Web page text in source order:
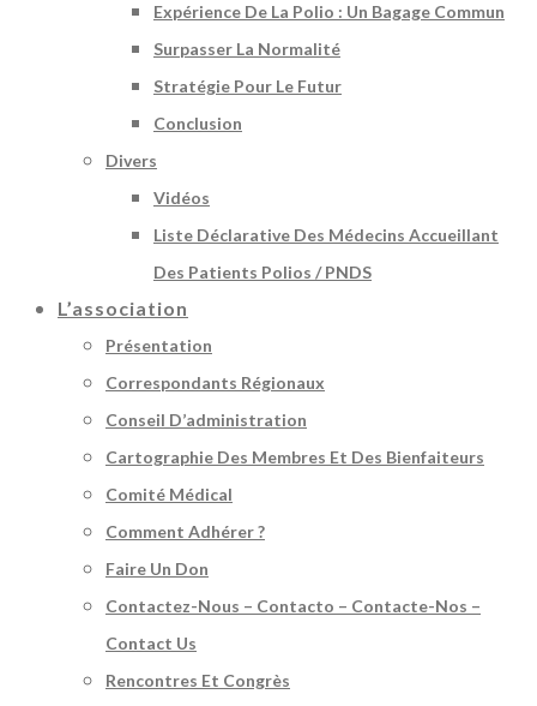
Expérience De La Polio : Un Bagage Commun
Surpasser La Normalité
Stratégie Pour Le Futur
Conclusion
Divers
Vidéos
Liste Déclarative Des Médecins Accueillant
Des Patients Polios / PNDS
L’association
Présentation
Correspondants Régionaux
Conseil D’administration
Cartographie Des Membres Et Des Bienfaiteurs
Comité Médical
Comment Adhérer ?
Faire Un Don
Contactez-Nous – Contacto – Contacte-Nos –
Contact Us
Rencontres Et Congrès